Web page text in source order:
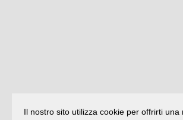
Il nostro sito utilizza cookie per offrirti